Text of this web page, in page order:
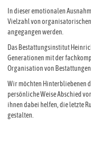
In dieser emotionalen
Vielzahl von
angegangen werden.
Das Bestattungsinstitut
Generationen mit der
Organisation von
Wir möchten Hinterbliebenen
persönliche Weise Abschied
ihnen dabei helfen, die letzte
gestalten.